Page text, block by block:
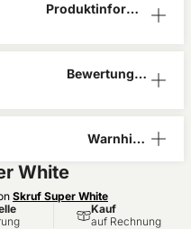
Produktinform
Bewertunge
Warnhinw
White
Skruf Super White
Kauf
auf Rechnung